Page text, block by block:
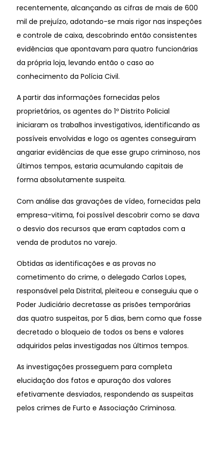
recentemente, alcançando as cifras de mais de 600
mil de prejuízo, adotando-se mais rigor nas inspeções
e controle de caixa, descobrindo então consistentes
evidências que apontavam para quatro funcionárias
da própria loja, levando então o caso ao
conhecimento da Polícia Civil.
A partir das informações fornecidas pelos
proprietários, os agentes do 1º Distrito Policial
iniciaram os trabalhos investigativos, identificando as
possíveis envolvidas e logo os agentes conseguiram
angariar evidências de que esse grupo criminoso, nos
últimos tempos, estaria acumulando capitais de
forma absolutamente suspeita.
Com análise das gravações de vídeo, fornecidas pela
empresa-vitima, foi possível descobrir como se dava
o desvio dos recursos que eram captados com a
venda de produtos no varejo.
Obtidas as identificações e as provas no
cometimento do crime, o delegado Carlos Lopes,
responsável pela Distrital, pleiteou e conseguiu que o
Poder Judiciário decretasse as prisões temporárias
das quatro suspeitas, por 5 dias, bem como que fosse
decretado o bloqueio de todos os bens e valores
adquiridos pelas investigadas nos últimos tempos.
As investigações prosseguem para completa
elucidação dos fatos e apuração dos valores
efetivamente desviados, respondendo as suspeitas
pelos crimes de Furto e Associação Criminosa.